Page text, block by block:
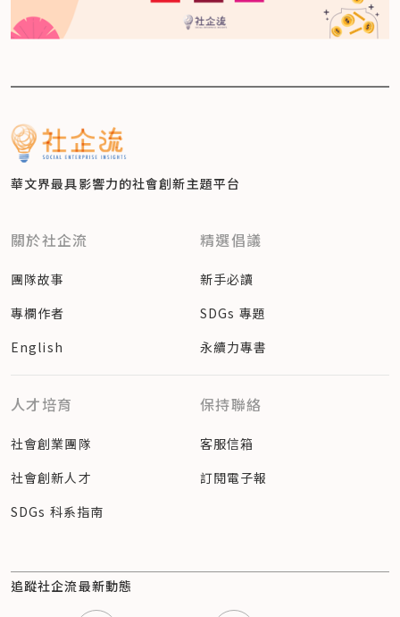
華文界最具影響力的社會創新主題平台
關於社企流
團隊故事
專欄作者
English
精選倡議
新手必讀
SDGs 專題
永續力專書
人才培育
社會創業團隊
社會創新人才
SDGs 科系指南
保持聯絡
客服信箱
訂閱電子報
追蹤社企流最新動態